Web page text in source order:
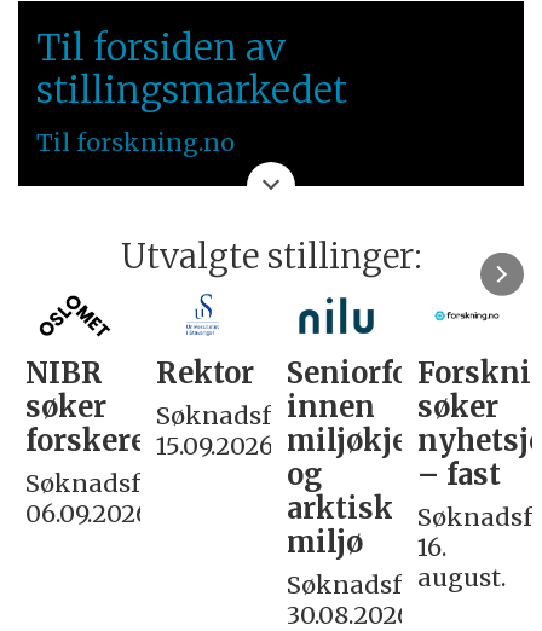
FORSKNINGSINSTITUTT
ØSTLANDET
Til forsiden av
stillingsmarkedet
Til forskning.no
Utvalgte stillinger:
NIBR
søker
forskere
Søknadsfrist:
06.09.2026
Rektor
Søknadsfrist:
15.09.2026
Seniorforsker
innen
miljøkjemi
og
arktisk
miljø
Søknadsfrist:
30.08.2026
søker
– fast
16.
august.